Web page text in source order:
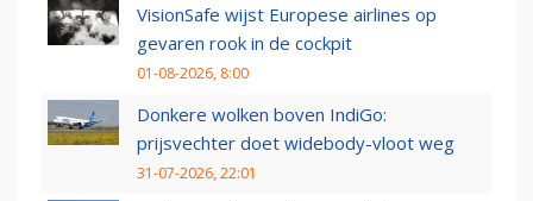
VisionSafe wijst Europese airlines op
gevaren rook in de cockpit
01-08-2026, 8:00
Donkere wolken boven IndiGo:
prijsvechter doet widebody-vloot weg
31-07-2026, 22:01